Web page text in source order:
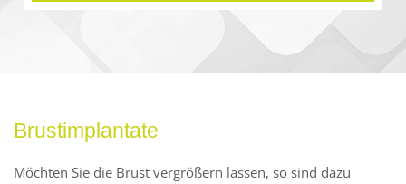
Brustimplantate
Möchten Sie die Brust vergrößern lassen, so sind dazu